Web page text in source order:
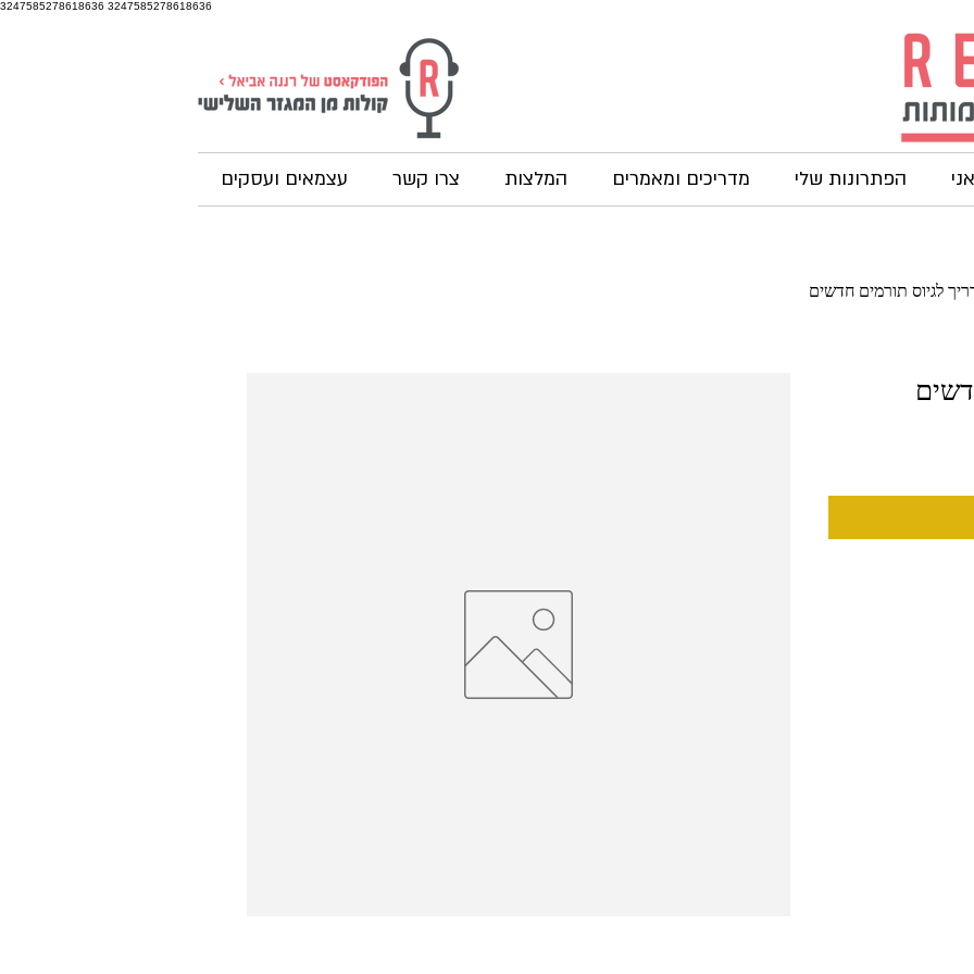
3247585278618636 3247585278618636
עצמאים ועסקים צרו קשר המלצות מדריכים ומאמרים הפתרונות שלי
לגיוס תורמים חדשים